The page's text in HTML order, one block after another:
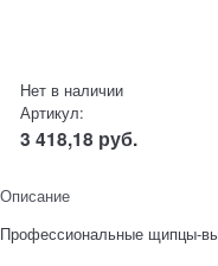
Нет в наличии
Артикул:
3 418,18 руб.
Описание
Профессиональные щипцы-